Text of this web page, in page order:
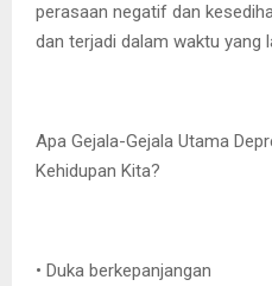
perasaan negatif dan
dan terjadi dalam waktu yang
Apa Gejala-Gejala Utama
Kehidupan Kita?
• Duka berkepanjangan